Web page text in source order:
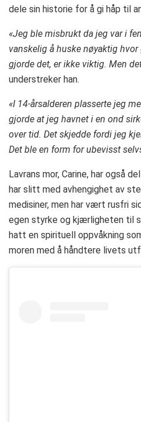
dele sin historie for å gi håp til
«Jeg ble misbrukt da jeg var i
vanskelig å huske nøyaktig
gjorde det, er ikke viktig. Men
understreker han.
«I 14-årsalderen plasserte jeg
gjorde at jeg havnet i en ond
over tid. Det skjedde fordi jeg
Det ble en form for ubevisst
Lavrans mor, Carine, har også
har slitt med avhengighet av
medisiner, men har vært rusfri
egen styrke og kjærligheten til
hatt en spirituell oppvåkning
moren med å håndtere livets